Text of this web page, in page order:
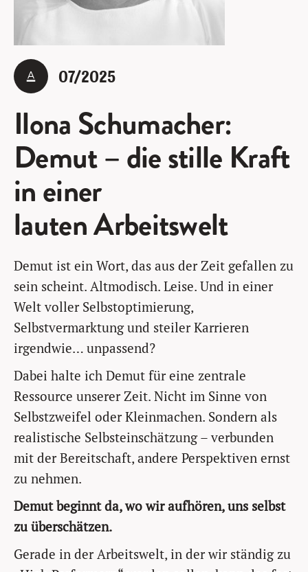
07/2025
Ilona Schumacher:
Demut – die stille Kraft
in einer
lauten Arbeitswelt
Demut ist ein Wort, das aus der Zeit gefallen zu
sein scheint. Altmodisch. Leise. Und in einer
Welt voller Selbstoptimierung,
Selbstvermarktung und steiler Karrieren
irgendwie… unpassend?
Dabei halte ich Demut für eine zentrale
Ressource unserer Zeit. Nicht im Sinne von
Selbstzweifel oder Kleinmachen. Sondern als
realistische Selbsteinschätzung – verbunden
mit der Bereitschaft, andere Perspektiven ernst
zu nehmen.
Demut beginnt da, wo wir aufhören, uns selbst
zu überschätzen.
Gerade in der Arbeitswelt, in der wir ständig zu